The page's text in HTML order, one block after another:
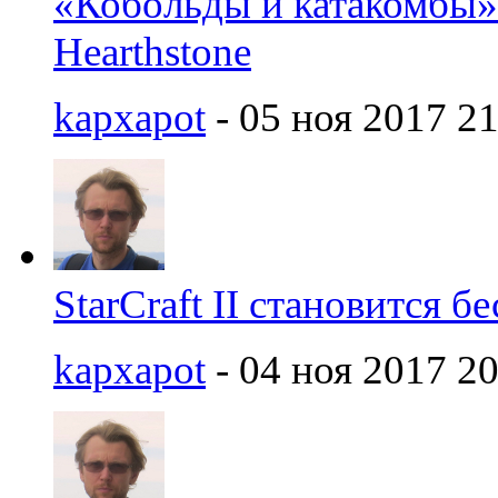
Hearthstone
kapxapot - 05 ноя 2017
StarCraft II становится
kapxapot - 04 ноя 2017